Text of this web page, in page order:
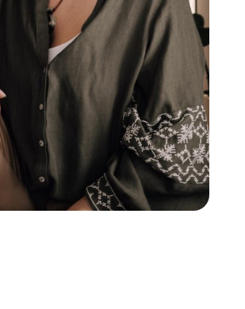
Deinen Reiseträumen. Ich freue mich
und gemeinsam mit Dir
schaffen, die bleiben.
– aus Reiseliebe 🤍🌍🌿✨